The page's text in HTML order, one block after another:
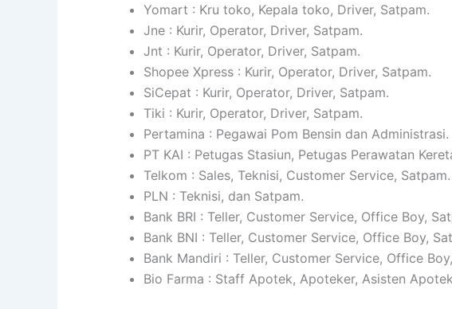
Yomart : Kru toko, Kepala toko, Driver, Satpam.
Jne : Kurir, Operator, Driver, Satpam.
Jnt : Kurir, Operator, Driver, Satpam.
Shopee Xpress : Kurir, Operator, Driver, Satpam.
SiCepat : Kurir, Operator, Driver, Satpam.
Tiki : Kurir, Operator, Driver, Satpam.
Pertamina : Pegawai Pom Bensin dan Administrasi.
PT KAI : Petugas Stasiun, Petugas Perawatan
Telkom : Sales, Teknisi, Customer Service, Satpam.
PLN : Teknisi, dan Satpam.
Bank BRI : Teller, Customer Service, Office Boy,
Bank BNI : Teller, Customer Service, Office Boy,
Bank Mandiri : Teller, Customer Service, Office
Bio Farma : Staff Apotek, Apoteker, Asisten